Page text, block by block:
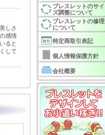
しさ
感情
ると
して
ブレスレットのサイ
ズ調整について
ブレスレットの修理
について
特定商取引表記
個人情報保護方針
会社概要